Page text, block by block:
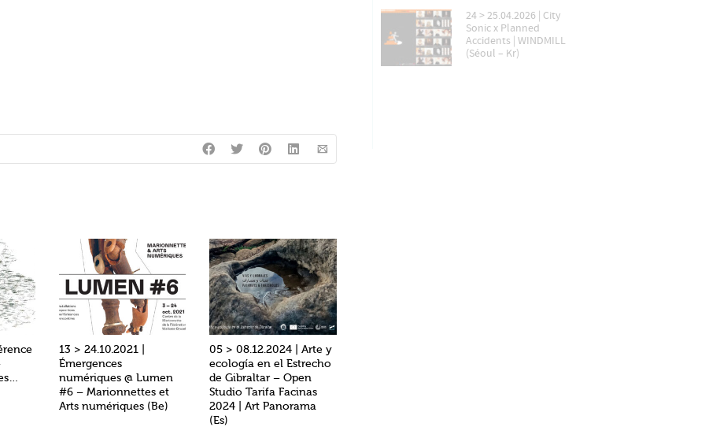
13 > 24.10.2021 |
Émergences
numériques @ Lumen
#6 – Marionnettes et
Arts numériques (Be)
05 > 08.12.2024 | Arte y
ecología en el Estrecho
de Gibraltar – Open
Studio Tarifa Facinas
2024 | Art Panorama
(Es)
24 > 25.04.2026 | City
Sonic x Planned
Accidents | WINDMILL
(Séoul – Kr)